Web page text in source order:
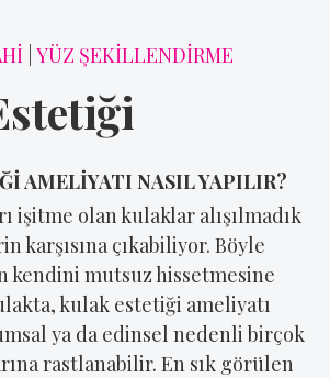
YÜZ ŞEKİLLENDİRME
AMELİYATI NASIL YAPILIR?
işitme olan kulaklar alışılmadık
karşısına çıkabiliyor. Böyle
kendini mutsuz hissetmesine
kulak estetiği ameliyatı
ya da edinsel nedenli birçok
rastlanabilir. En sık görülen